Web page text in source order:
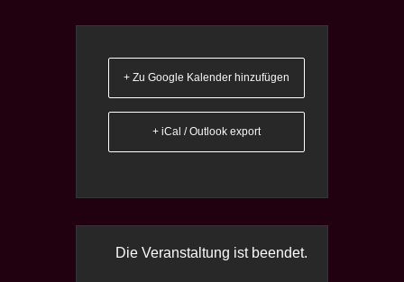
+ Zu Google Kalender hinzufügen
+ iCal / Outlook export
Die Veranstaltung ist beendet.